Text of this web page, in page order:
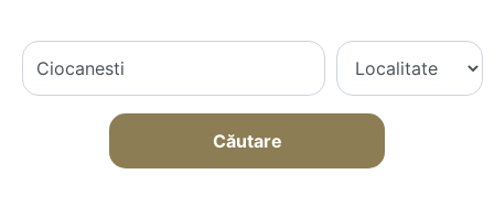
Căutare